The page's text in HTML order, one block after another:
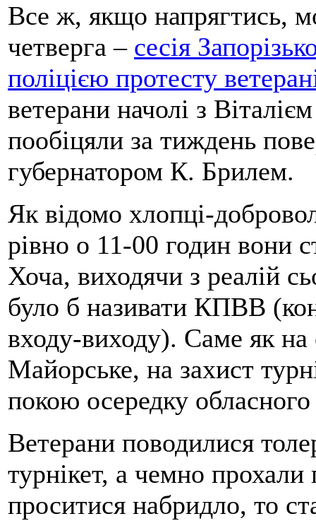
Все ж, якщо напрягтись,
четверга – сесія
поліцією протесту
ветерани начолі з
пообіцяли за тиждень
губернатором К. Брилем.
Як відомо хлопці-
рівно о 11-00 годин вони
Хоча, виходячи з реалій
було б називати КПВВ
входу-виходу). Саме як
Майорське, на захист
покою осередку
Ветерани поводилися
турнікет, а чемно
проситися набридло, то